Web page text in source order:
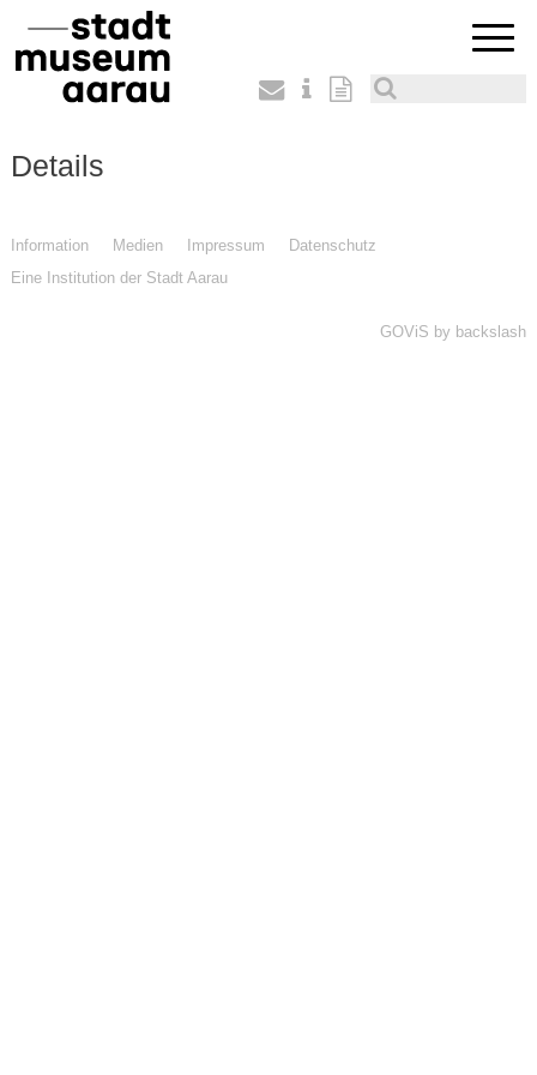
Details
Information Medien Impressum
Datenschutz
Eine Institution der Stadt Aarau
GOViS by backslash